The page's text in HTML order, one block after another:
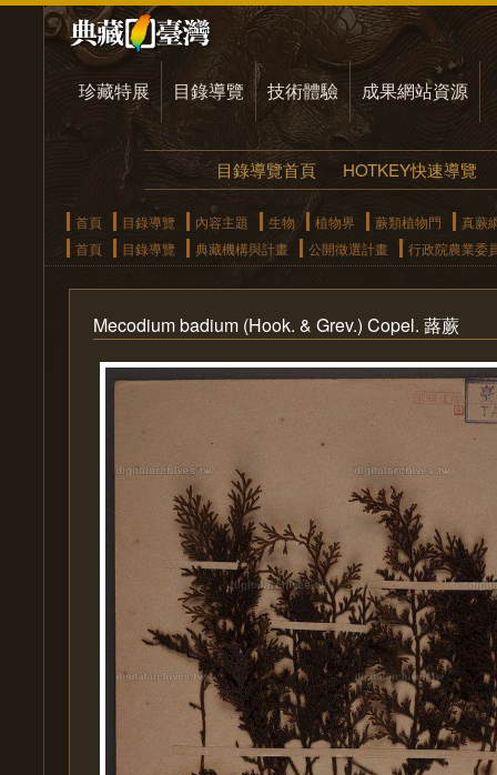
珍藏特展 目錄導覽 技術體驗 成果網站資源
目錄導覽首頁 HOTKEY快速導覽
首頁 目錄導覽 內容主題 生物 植物界 蕨類植物門
真蕨
首頁
目錄導覽 典藏機構與計畫 公開徵選計畫 行政院農業委
Mecodium badium (Hook. & Grev.) Copel. 蕗蕨